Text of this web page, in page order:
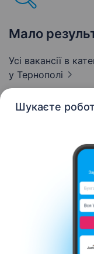
Шукаєте
Мало
Усі вакансії в
у Тернополі